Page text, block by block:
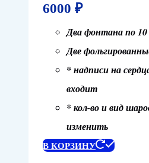
6000 ₽
Два фонтана по
Две
* надписи на
входит
* кол-во и вид
изменить
В КОРЗИНУ